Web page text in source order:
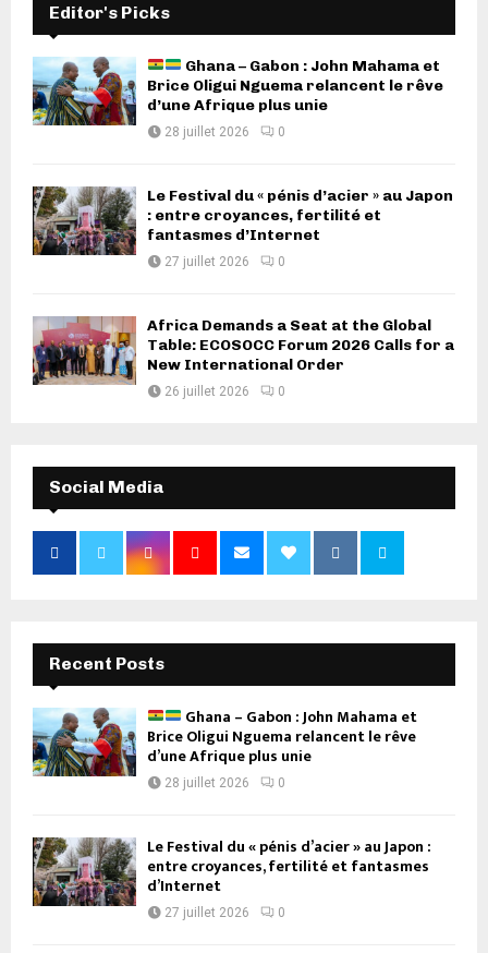
Editor's Picks
Ghana – Gabon : John Mahama et
Brice Oligui Nguema relancent le rêve
d’une Afrique plus unie
28 juillet 2026 0
Le Festival du « pénis d’acier » au Japon
: entre croyances, fertilité et
fantasmes d’Internet
27 juillet 2026 0
Africa Demands a Seat at the Global
Table: ECOSOCC Forum 2026 Calls for a
New International Order
26 juillet 2026 0
Social Media
Recent Posts
Ghana – Gabon : John Mahama et
Brice Oligui Nguema relancent le rêve
d’une Afrique plus unie
28 juillet 2026 0
Le Festival du « pénis d’acier » au Japon :
entre croyances, fertilité et fantasmes
d’Internet
27 juillet 2026 0